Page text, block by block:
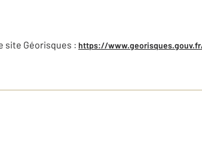
site Géorisques : https://